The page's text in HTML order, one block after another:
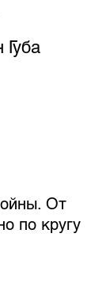
От
по кругу